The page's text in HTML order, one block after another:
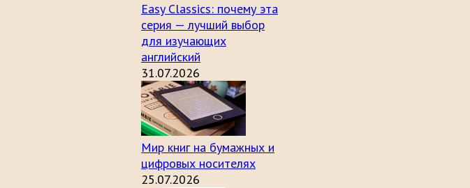
Easy Classics: почему эта
серия — лучший выбор
для изучающих
английский
31.07.2026
Мир книг на бумажных и
цифровых носителях
25.07.2026